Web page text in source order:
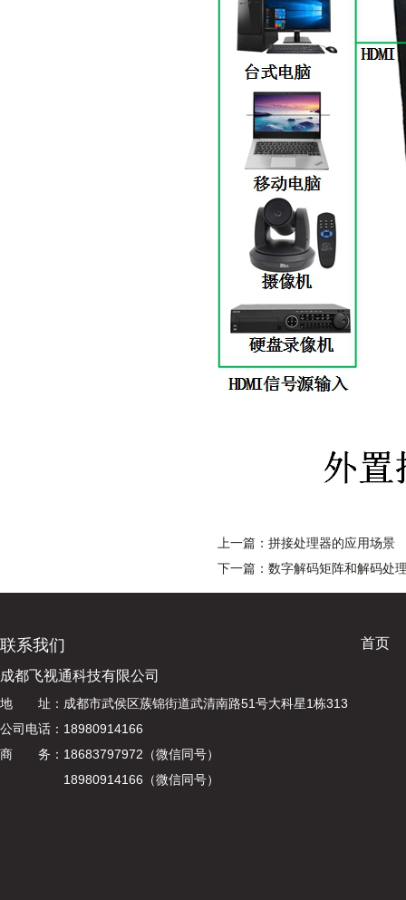
上一篇：拼接处理器的应用场景
下一篇：数字解码矩阵和解码处
联系我们
成都飞视通科技有限公司
地 址：成都市武侯区蔟锦街道武清南路51号大科星1栋313
公司电话：18980914166
商 务：18683797972（微信同号）
18980914166（微信同号）
首页